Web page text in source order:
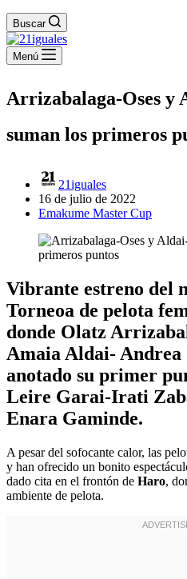
Buscar
Menú
Arrizabalaga-Oses y
suman los primeros
21iguales
16 de julio de 2022
Emakume Master Cup
Vibrante estreno del
Torneoa de pelota
donde Olatz
Amaia Aldai- Andrea
anotado su primer
Leire Garai-Irati
Enara Gaminde.
A pesar del sofocante calor, las
y han ofrecido un bonito
dado cita en el frontón de Haro,
ambiente de pelota.